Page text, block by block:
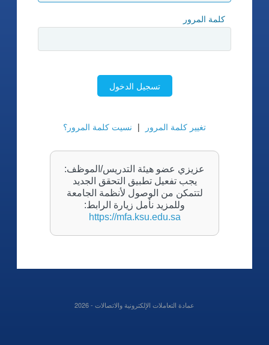
كلمة المرور
تسجيل الدخول
تغيير كلمة المرور | نسيت كلمة المرور؟
عزيزي عضو هيئة التدريس/الموظف:
يجب تفعيل تطبيق التحقق الجديد
لتتمكن من الوصول لأنظمة الجامعة
وللمزيد نأمل زيارة الرابط:
https://mfa.ksu.edu.sa
عمادة التعاملات الإلكترونية والاتصالات -2026